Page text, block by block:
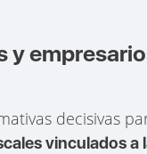
decisivas
vinculados a